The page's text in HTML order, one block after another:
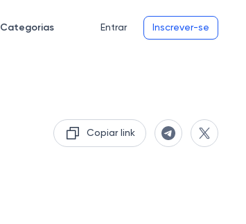
Categorias Entrar Inscrever-se
Copiar link